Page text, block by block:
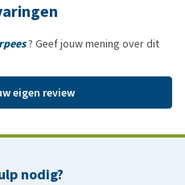
? Geef jouw mening over dit
eigen review
nodig?